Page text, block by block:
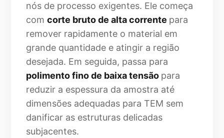
nós de processo exigentes. Ele começa
comcorte bruto de alta corrente para
remover rapidamente o material em
grande quantidade e atingir a região
desejada. Em seguida, passa para
polimento fino de baixa tensão para
reduzir a espessura da amostra até
dimensões adequadas para TEM sem
danificar as estruturas delicadas
subjacentes.